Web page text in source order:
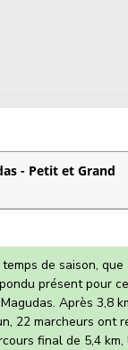
- Petit et Grand
de saison, que
présent pour
Après 3,8
22 marcheurs ont
final de 5,4